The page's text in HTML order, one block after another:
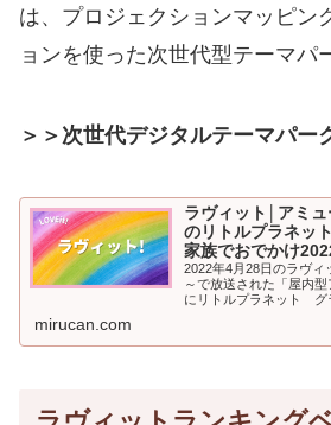
は、プロジェクションマッピン
ョンを使った次世代型テーマパ
＞＞次世代デジタルテーマパー
ラヴィット│アミ
のリトルプラネッ
家族でおでかけ
2022年4月28日のラヴィ
～で放送された「屋内型
にリトルプラネット グ
mirucan.com